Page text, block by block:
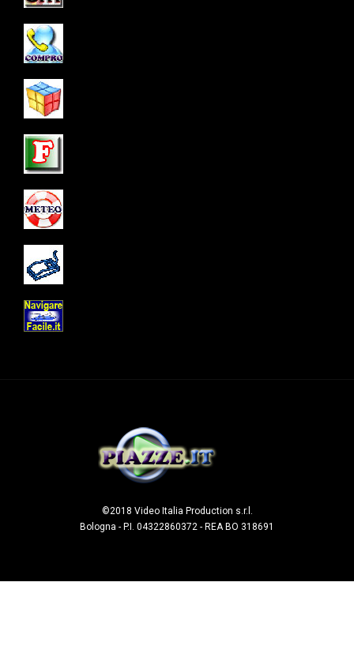
©2018 Video Italia Production s.r.l.
Bologna - P.I. 04322860372 - REA BO 318691